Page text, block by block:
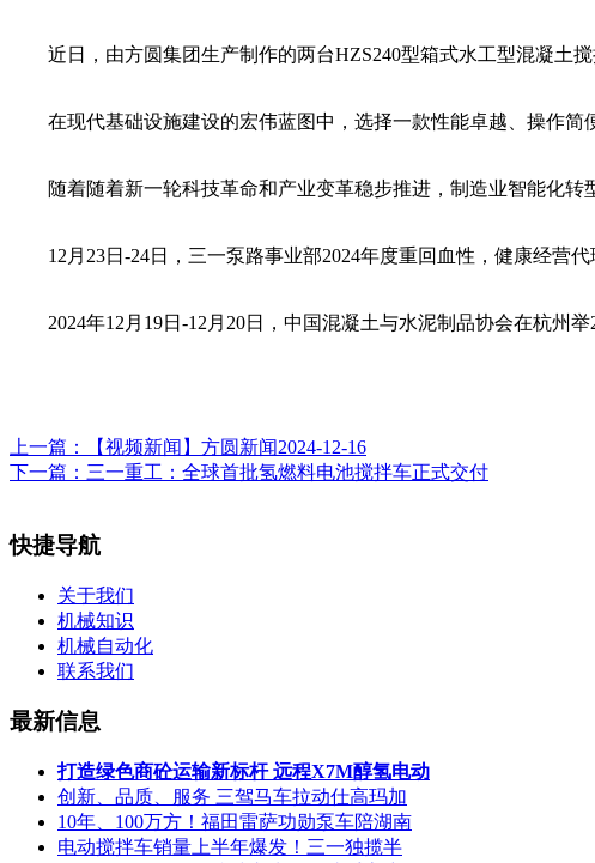
近日，由方圆集团生产制作的两台HZS240型箱式水工型混凝土搅
在现代基础设施建设的宏伟蓝图中，选择一款性能卓越、操作简
随着随着新一轮科技革命和产业变革稳步推进，制造业智能化转
12月23日-24日，三一泵路事业部2024年度重回血性，健康经营
2024年12月19日-12月20日，中国混凝土与水泥制品协会在杭州
上一篇：
【视频新闻】方圆新闻2024-12-16
下一篇： 三一重工：全球首批氢燃料电池搅拌车正式交付
快捷导航
关于我们
机械知识
机械自动化
联系我们
最新信息
打造绿色商砼运输新标杆 远程X7M醇氢电动
创新、品质、服务 三驾马车拉动仕高玛加
10年、100万方！福田雷萨功勋泵车陪湖南
电动搅拌车销量上半年爆发！三一独揽半